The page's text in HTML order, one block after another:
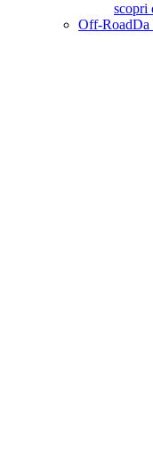
scopri
Off-RoadDa